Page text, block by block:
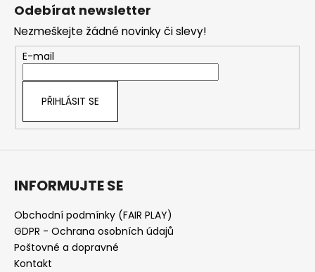
a
c
í
p
k
v
s
u
Odebírat newsletter
Nezmeškejte žádné novinky či slevy!
E-mail
PŘIHLÁSIT SE
INFORMUJTE SE
Obchodní podmínky (FAIR PLAY)
GDPR - Ochrana osobních údajů
Poštovné a dopravné
Kontakt